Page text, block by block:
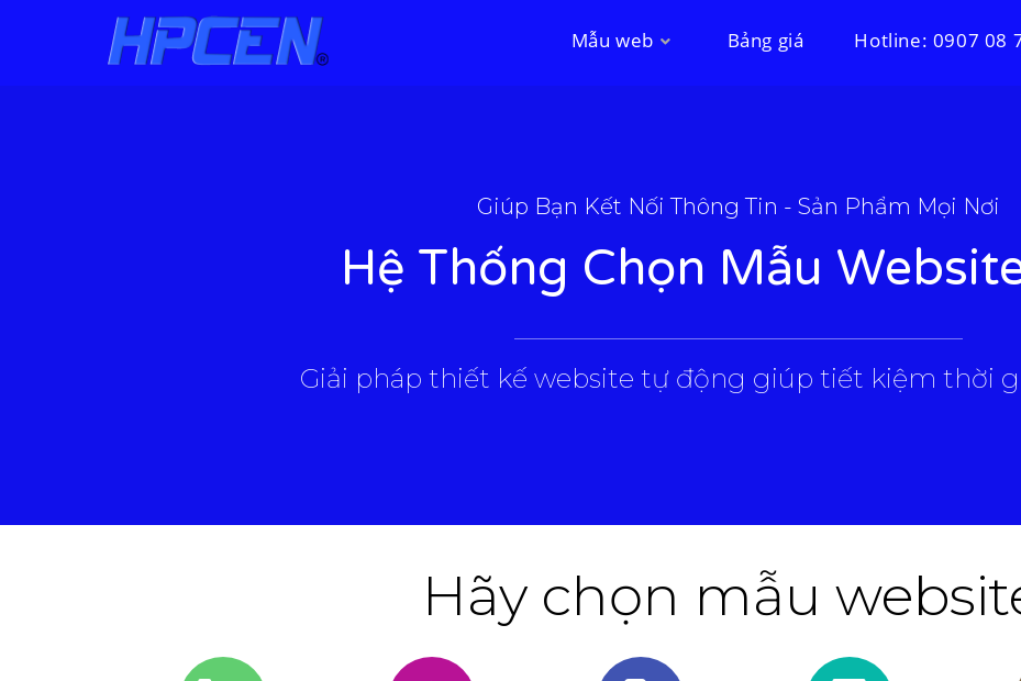
Mẫu web Bảng giá Hotline: 0907 08
Giúp Bạn Kết Nối Thông Tin - Sản Phẩm Mọi Nơi
Hệ Thống Chọn Mẫu
Giải pháp thiết kế website tự động giúp tiết kiệm thời
Hãy chọn mẫu